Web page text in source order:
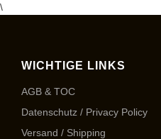
\
WICHTIGE LINKS
AGB & TOC
Datenschutz / Privacy Policy
Versand / Shipping